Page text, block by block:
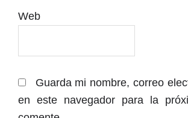
Web
Guarda mi nombre, correo
en este navegador para la